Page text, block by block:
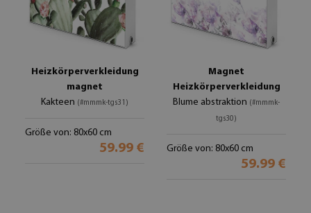
Heizkörperverkleidung
magnet
Kakteen (#mmmk-tgs31)
Größe von: 80x60 cm
59.99 €
Magnet
Heizkörperverkleidung
Blume abstraktion (#mmmk-
tgs30)
Größe von: 80x60 cm
59.99 €